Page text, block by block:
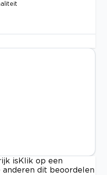
is Klik op een
dit beoordelen